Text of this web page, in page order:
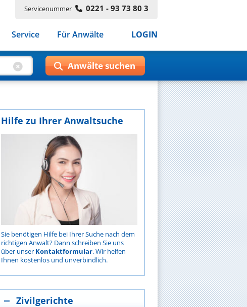
Servicenummer 0221 - 93 73 80 3
Service Für Anwälte LOGIN
Hilfe zu Ihrer Anwaltsuche
Sie benötigen Hilfe bei Ihrer Suche nach dem
richtigen Anwalt? Dann schreiben Sie uns
über unser Kontaktformular. Wir helfen
Ihnen kostenlos und unverbindlich.
Zivilgerichte